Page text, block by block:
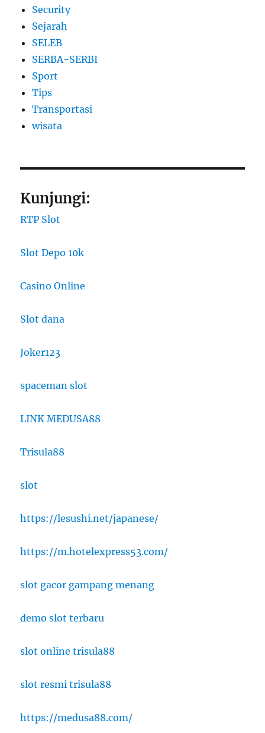
Security
Sejarah
SELEB
SERBA-SERBI
Sport
Tips
Transportasi
wisata
Kunjungi:
RTP Slot
Slot Depo 10k
Casino Online
Slot dana
Joker123
spaceman slot
LINK MEDUSA88
Trisula88
slot
https://lesushi.net/japanese/
https://m.hotelexpress53.com/
slot gacor gampang menang
demo slot terbaru
slot online trisula88
slot resmi trisula88
https://medusa88.com/